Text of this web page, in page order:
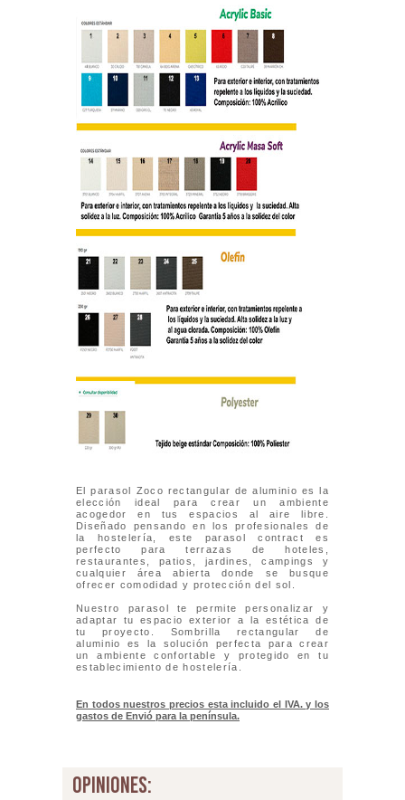
El parasol Zoco rectangular de aluminio es la
elección ideal para crear un ambiente
acogedor en tus espacios al aire libre.
Diseñado pensando en los profesionales de
la hostelería, este parasol contract es
perfecto para terrazas de hoteles,
restaurantes, patios, jardines, campings y
cualquier área abierta donde se busque
ofrecer comodidad y protección del sol.
Nuestro parasol te permite personalizar y
adaptar tu espacio exterior a la estética de
tu proyecto. Sombrilla rectangular de
aluminio es la solución perfecta para crear
un ambiente confortable y protegido en tu
establecimiento de hostelería.
En todos nuestros precios esta incluido el IVA. y los
gastos de Envió para la península.
opiniones: